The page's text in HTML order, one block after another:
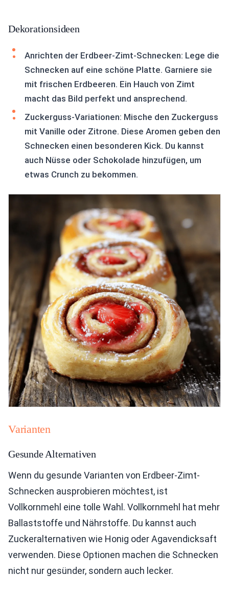
Dekorationsideen
Anrichten der Erdbeer-Zimt-Schnecken: Lege die
Schnecken auf eine schöne Platte. Garniere sie
mit frischen Erdbeeren. Ein Hauch von Zimt
macht das Bild perfekt und ansprechend.
Zuckerguss-Variationen: Mische den Zuckerguss
mit Vanille oder Zitrone. Diese Aromen geben den
Schnecken einen besonderen Kick. Du kannst
auch Nüsse oder Schokolade hinzufügen, um
etwas Crunch zu bekommen.
Varianten
Gesunde Alternativen
Wenn du gesunde Varianten von Erdbeer-Zimt-
Schnecken ausprobieren möchtest, ist
Vollkornmehl eine tolle Wahl. Vollkornmehl hat mehr
Ballaststoffe und Nährstoffe. Du kannst auch
Zuckeralternativen wie Honig oder Agavendicksaft
verwenden. Diese Optionen machen die Schnecken
nicht nur gesünder, sondern auch lecker.